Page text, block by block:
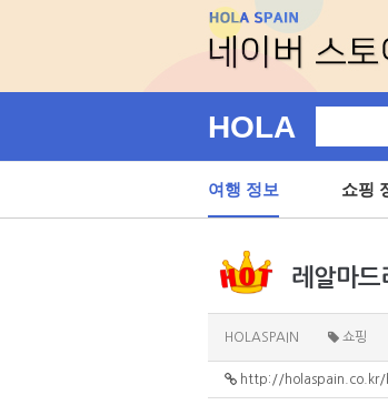
HOLA
여행 정보 쇼핑
레알마드
HOLASPAIN 쇼핑
http://